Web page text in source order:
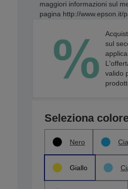
maggiori informazioni sul
pagina http://www.epson.it/
sul
valido
Seleziona
Nero
Giallo